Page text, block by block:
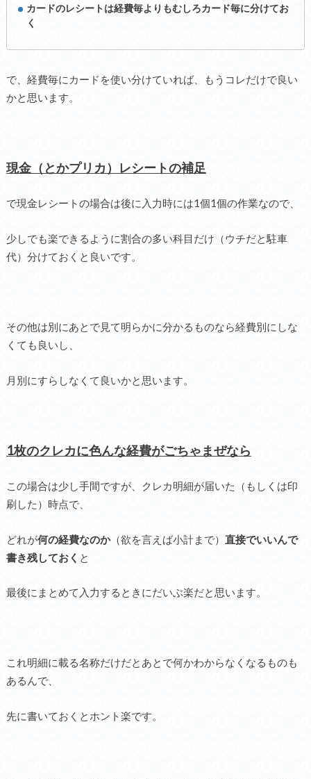
カードのレシートは経費毎よりもむしろカード毎に分けてお
く
で、経費毎にカードを使い分けていれば、もうコレだけで良い
かと思います。
現金（とかプリカ）レシートの補足
で現金レシートの場合は後に入力時には1個1個の作業なので、
少しでも楽できるように割合の多い科目だけ（ウチだと駐車
代）分けておくと良いです。
その他は別にあとで見て明らかに分かるものなら経費別にしな
くても良いし、
月別にすらしなくて良いかと思います。
1枚のクレカに色んな経費がごちゃまぜなら
この場合は少し手間ですが、クレカ明細が届いた（もしくは印
刷した）時点で、
どれが何の経費なのか（欲を言えば小計まで） 直接でいいんで
書き残しておく と
最後にまとめて入力するときにだいぶ楽だと思います。
これ明細に載る名称だけだとあとで何かわからなくなるものも
あるんで、
先に書いておくとホント楽です。